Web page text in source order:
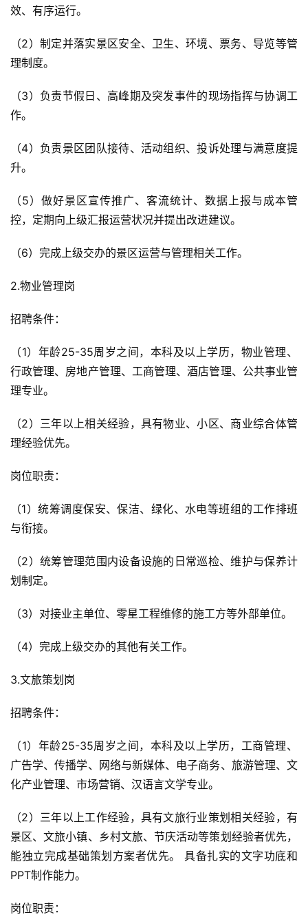
效、有序运行。
（2）制定并落实景区安全、卫生、环境、票务、导览等管
理制度。
（3）负责节假日、高峰期及突发事件的现场指挥与协调工
作。
（4）负责景区团队接待、活动组织、投诉处理与满意度提
升。
（5）做好景区宣传推广、客流统计、数据上报与成本管
控，定期向上级汇报运营状况并提出改进建议。
（6）完成上级交办的景区运营与管理相关工作。
2.物业管理岗
招聘条件：
（1）年龄25-35周岁之间，本科及以上学历，物业管理、
行政管理、房地产管理、工商管理、酒店管理、公共事业管
理专业。
（2）三年以上相关经验，具有物业、小区、商业综合体管
理经验优先。
岗位职责：
（1）统筹调度保安、保洁、绿化、水电等班组的工作排班
与衔接。
（2）统筹管理范围内设备设施的日常巡检、维护与保养计
划制定。
（3）对接业主单位、零星工程维修的施工方等外部单位。
（4）完成上级交办的其他有关工作。
3.文旅策划岗
招聘条件：
（1）年龄25-35周岁之间，本科及以上学历，工商管理、
广告学、传播学、网络与新媒体、电子商务、旅游管理、文
化产业管理、市场营销、汉语言文学专业。
（2）三年以上工作经验，具有文旅行业策划相关经验，有
景区、文旅小镇、乡村文旅、节庆活动等策划经验者优先，
能独立完成基础策划方案者优先。 具备扎实的文字功底和
PPT制作能力。
岗位职责：